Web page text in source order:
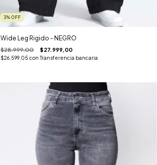
3%OFF
Wide Leg Rigido - NEGRO
$28.999,00 $27.999,00
$26.599,05con Transferencia bancaria